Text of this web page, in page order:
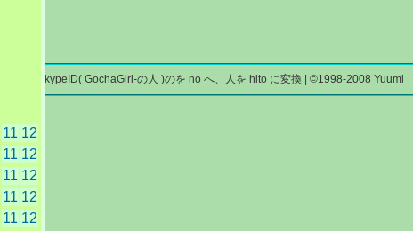
11 12
11 12
11 12
11 12
11 12
連絡先 skypeID( GochaGiri-の人 )のを no へ、人を hito に変換 | ©1998-2008 Yuumi